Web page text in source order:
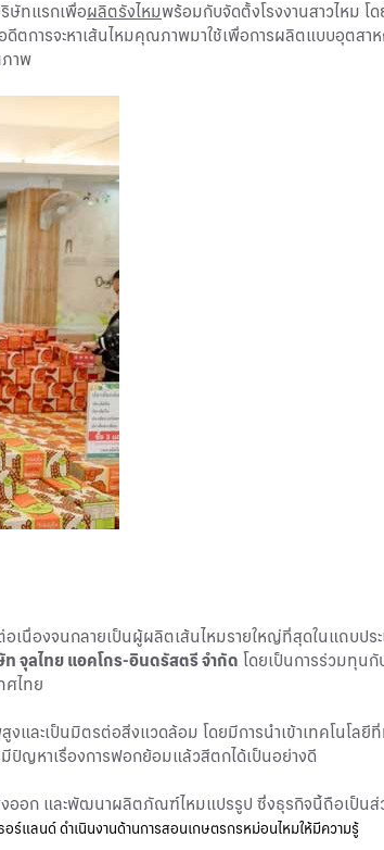
ริษัทแรกเพื่อผลิตรังไหมพร้อมกับจัดตั้งโรงงานสาวไหม โ
ตการจะหาเส้นไหมคุณภาพมาใช้เพื่อการผลิตแบบอุตสา
าพ
เนื่องจนกลายเป็นผู้ผลิตเส้นไหมรายใหญ่ที่สุดในแถบป
ท จุลไทย แอคโกร-อินดรัสตรี จำกัด โดยเป็นการร่วมทุน
ศไทย
ละเป็นมิตรต่อสิ่งแวดล้อม โดยมีการนำเข้าเทคโนโลยี
ปัญหาเรื่องการฟอกย้อมแล้วสีตกได้เป็นอย่างดี
ออก และพัฒนาผลิตภัณฑ์ไหมแปรรูป ซึ่งธุรกิจนี้ถือเป็นส่ว
ร์แลนด์ ดำเนินงานด้านการสอนเกษตรกรหม่อนไหมให้มีความรู้